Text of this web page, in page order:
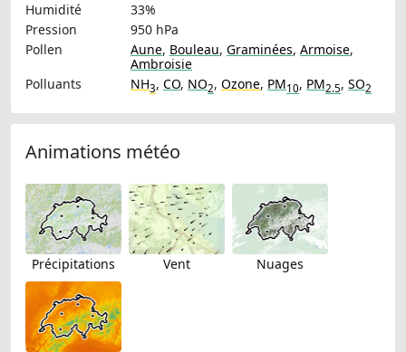
Humidité
33%
Pression
950 hPa
Pollen
Aune, Bouleau, Graminées, Armoise,
Ambroisie
Polluants
NH3, CO, NO2, Ozone, PM10, PM2.5, SO2
Animations météo
Précipitations Vent Nuages